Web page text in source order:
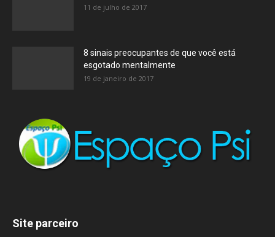
11 de julho de 2017
8 sinais preocupantes de que você está
esgotado mentalmente
19 de janeiro de 2017
Site parceiro